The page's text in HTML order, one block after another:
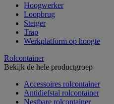
Hoogwerker
Loopbrug
Steiger
Trap
Werkplatform op hoogte
Rolcontainer
Bekijk de hele productgroep
Accessoires rolcontainer
Antidiefstal rolcontainer
Nestbare rolcontainer